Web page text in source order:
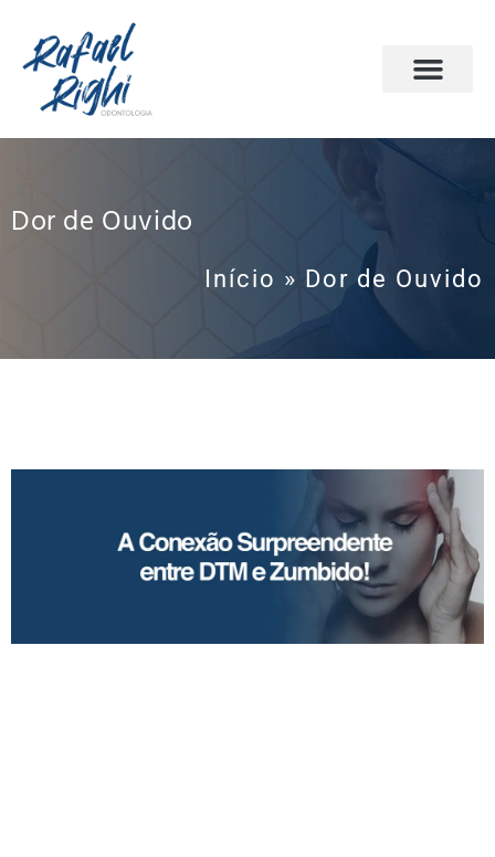
Dor de Ouvido
Início » Dor de Ouvido